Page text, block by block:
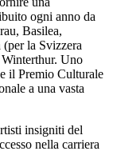
ogni anno da
Basilea,
la Svizzera
Uno
il Premio Culturale
a una vasta
insigniti del
nella carriera